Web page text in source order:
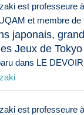
est professeure
et membre de
japonais,
Jeux de Tokyo
dans LE DEVOIR
est professeure